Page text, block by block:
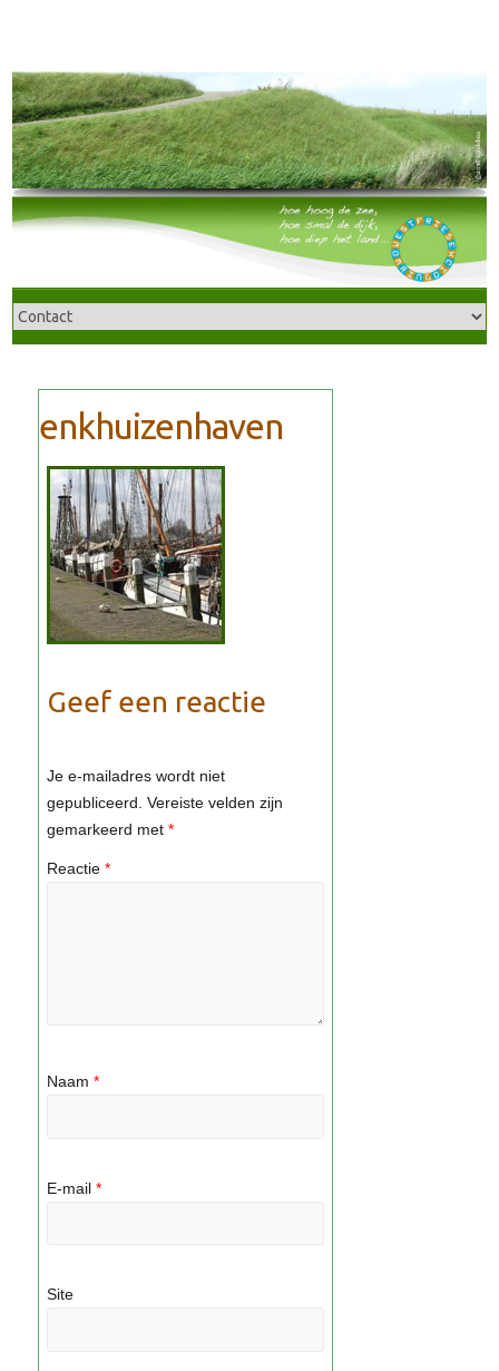
Geef een reactie
Je e-mailadres wordt niet
gepubliceerd. Vereiste velden zijn
gemarkeerd met *
Reactie *
Naam *
E-mail *
Site